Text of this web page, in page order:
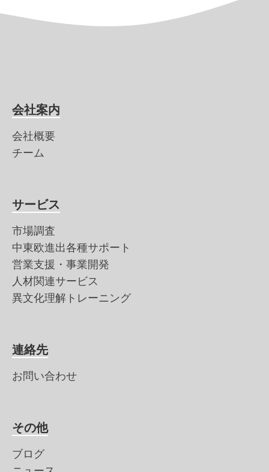
会社案内
会社概要
チーム
サービス
市場調査
中東欧進出各種サポート
営業支援・事業開発
人材関連サービス
異文化理解トレーニング
連絡先
お問い合わせ
その他
ブログ